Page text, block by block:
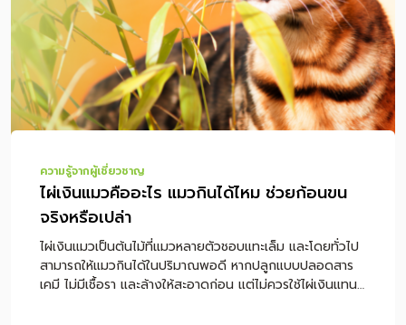
ความรู้จากผู้เชี่ยวชาญ
ไผ่เงินแมวคืออะไร แมวกินได้ไหม ช่วยก้อนขน
จริงหรือเปล่า
ไผ่เงินแมวเป็นต้นไม้ที่แมวหลายตัวชอบแทะเล็ม และโดยทั่วไป
สามารถให้แมวกินได้ในปริมาณพอดี หากปลูกแบบปลอดสาร
เคมี ไม่มีเชื้อรา และล้างให้สะอาดก่อน แต่ไม่ควรใช้ไผ่เงินแทน